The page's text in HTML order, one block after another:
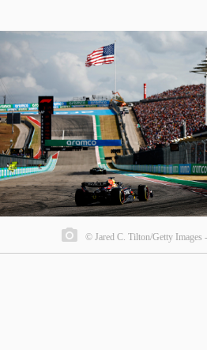
© Jared C. Tilton/Getty Images